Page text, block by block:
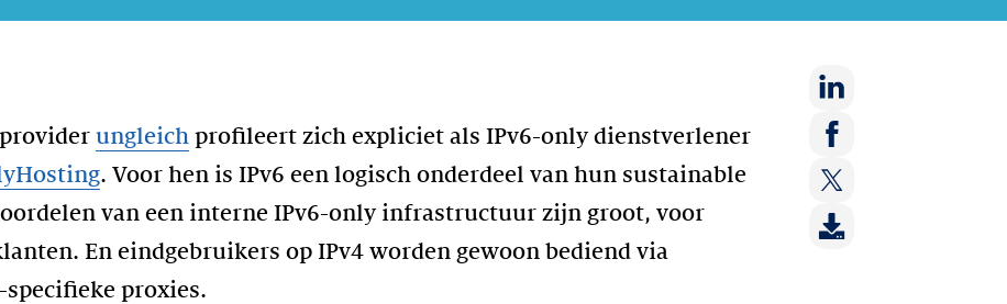
ungleich profileert zich expliciet als IPv6-only dienstverlener
. Voor hen is IPv6 een logisch onderdeel van hun sustainable
van een interne IPv6-only infrastructuur zijn groot, voor
En eindgebruikers op IPv4 worden gewoon bediend via
proxies.
Deel
op:
LinkedIn
Deel
Facebook
Deel
op: